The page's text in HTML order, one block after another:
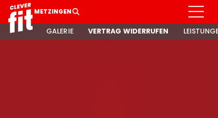
METZINGEN
GALERIE VERTRAG WIDERRUFEN